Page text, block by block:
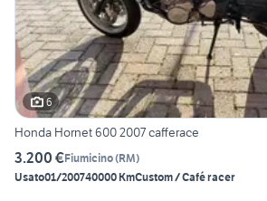
6
Honda Hornet 600 2007 cafferace
3.200 €Fiumicino(RM)
Usato01/200740000 KmCustom / Café racer